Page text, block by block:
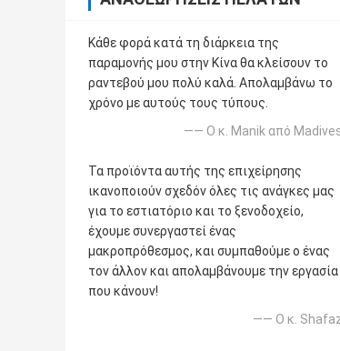
Κάθε φορά κατά τη διάρκεια της
παραμονής μου στην Κίνα θα κλείσουν το
ραντεβού μου πολύ καλά. Απολαμβάνω το
χρόνο με αυτούς τους τύπους.
—— Ο κ. Manik από
Τα προϊόντα αυτής της επιχείρησης
ικανοποιούν σχεδόν όλες τις ανάγκες μας
για το εστιατόριο και το ξενοδοχείο,
έχουμε συνεργαστεί ένας
μακροπρόθεσμος, και συμπαθούμε ο ένας
τον άλλον και απολαμβάνουμε την εργασία
που κάνουν!
—— Ο κ.